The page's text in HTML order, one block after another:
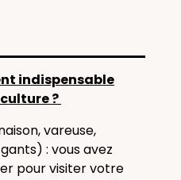
indispensable
?
vareuse,
: vous avez
pour visiter votre